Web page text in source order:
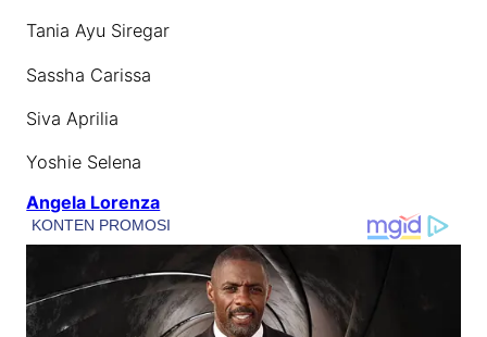
Tania Ayu Siregar
Sassha Carissa
Siva Aprilia
Yoshie Selena
Angela Lorenza